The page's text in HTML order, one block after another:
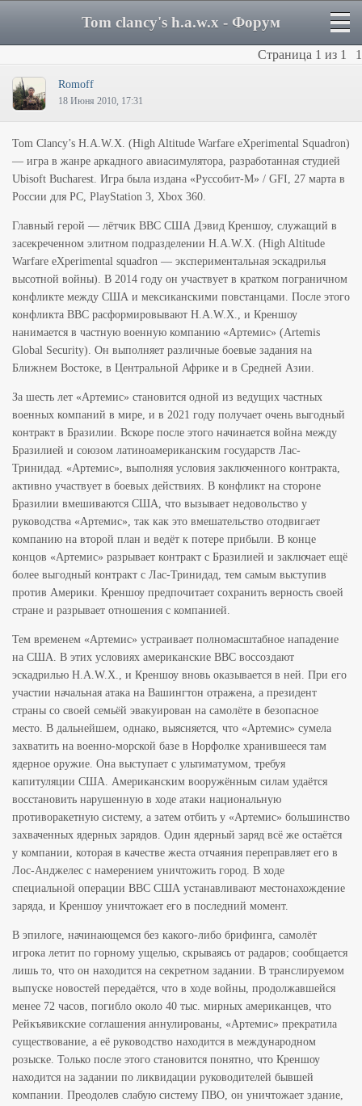
Tom clancy's h.a.w.x - Форум
Страница 1 из 1 1
Romoff
18 Июня 2010, 17:31
Tom Clancy’s H.A.W.X. (High Altitude Warfare eXperimental Squadron)
— игра в жанре аркадного авиасимулятора, разработанная студией
Ubisoft Bucharest. Игра была издана «Руссобит-М» / GFI, 27 марта в
России для PC, PlayStation 3, Xbox 360.
Главный герой — лётчик ВВС США Дэвид Креншоу, служащий в
засекреченном элитном подразделении H.A.W.X. (High Altitude
Warfare eXperimental squadron — экспериментальная эскадрилья
высотной войны). В 2014 году он участвует в кратком пограничном
конфликте между США и мексиканскими повстанцами. После этого
конфликта ВВС расформировывают H.A.W.X., и Креншоу
нанимается в частную военную компанию «Артемис» (Artemis
Global Security). Он выполняет различные боевые задания на
Ближнем Востоке, в Центральной Африке и в Средней Азии.
За шесть лет «Артемис» становится одной из ведущих частных
военных компаний в мире, и в 2021 году получает очень выгодный
контракт в Бразилии. Вскоре после этого начинается война между
Бразилией и союзом латиноамериканским государств Лас-
Тринидад. «Артемис», выполняя условия заключенного контракта,
активно участвует в боевых действиях. В конфликт на стороне
Бразилии вмешиваются США, что вызывает недовольство у
руководства «Артемис», так как это вмешательство отодвигает
компанию на второй план и ведёт к потере прибыли. В конце
концов «Артемис» разрывает контракт с Бразилией и заключает ещё
более выгодный контракт с Лас-Тринидад, тем самым выступив
против Америки. Креншоу предпочитает сохранить верность своей
стране и разрывает отношения с компанией.
Тем временем «Артемис» устраивает полномасштабное нападение
на США. В этих условиях американские ВВС воссоздают
эскадрилью H.A.W.X., и Креншоу вновь оказывается в ней. При его
участии начальная атака на Вашингтон отражена, а президент
страны со своей семьёй эвакуирован на самолёте в безопасное
место. В дальнейшем, однако, выясняется, что «Артемис» сумела
захватить на военно-морской базе в Норфолке хранившееся там
ядерное оружие. Она выступает с ультиматумом, требуя
капитуляции США. Американским вооружённым силам удаётся
восстановить нарушенную в ходе атаки национальную
противоракетную систему, а затем отбить у «Артемис» большинство
захваченных ядерных зарядов. Один ядерный заряд всё же остаётся
у компании, которая в качестве жеста отчаяния переправляет его в
Лос-Анджелес с намерением уничтожить город. В ходе
специальной операции ВВС США устанавливают местонахождение
заряда, и Креншоу уничтожает его в последний момент.
В эпилоге, начинающемся без какого-либо брифинга, самолёт
игрока летит по горному ущелью, скрываясь от радаров; сообщается
лишь то, что он находится на секретном задании. В транслируемом
выпуске новостей передаётся, что в ходе войны, продолжавшейся
менее 72 часов, погибло около 40 тыс. мирных американцев, что
Рейкъявикские соглашения аннулированы, «Артемис» прекратила
существование, а её руководство находится в международном
розыске. Только после этого становится понятно, что Креншоу
находится на задании по ликвидации руководителей бывшей
компании. Преодолев слабую систему ПВО, он уничтожает здание,